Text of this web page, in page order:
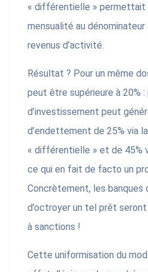
« différentielle » permettait
mensualité au
revenus d’activité.
Résultat ? Pour un même
peut être supérieure à 20%
d’investissement peut
d’endettement de 25% via
« différentielle » et de 45%
ce qui en fait de facto un
Concrètement, les banques
d’octroyer un tel prêt
à sanctions !
Cette uniformisation du